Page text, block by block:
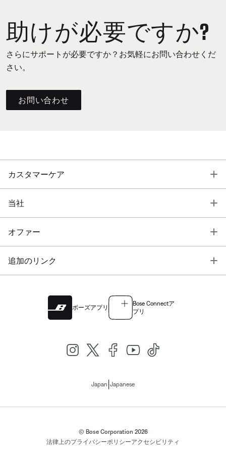
助けが必要ですか?
さらにサポートが必要ですか？お気軽にお問い合わせくだ
さい。
お問い合わせ
カスタマーケア
当社
オファー
追加のリンク
ボーズアプリ
Bose Connectア
プリ
Japan Japanese
© Bose Corporation 2026
法律上のプライバシーポリシーアクセシビリティ